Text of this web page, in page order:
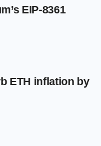
EIP-8361
ETH inflation by